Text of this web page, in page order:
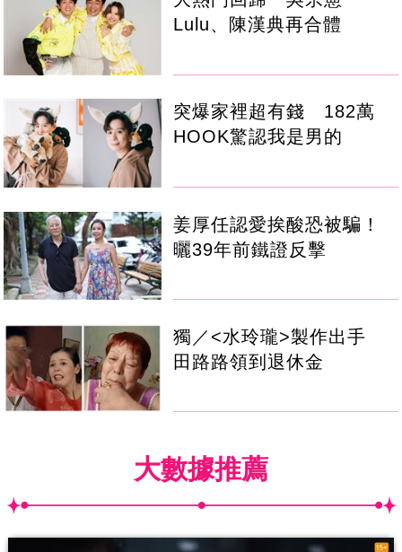
Lulu、陳漢典再合體
突爆家裡超有錢 182萬
HOOK驚認我是男的
姜厚任認愛挨酸恐被騙！
曬39年前鐵證反擊
獨／<水玲瓏>製作出手
田路路領到退休金
大數據推薦